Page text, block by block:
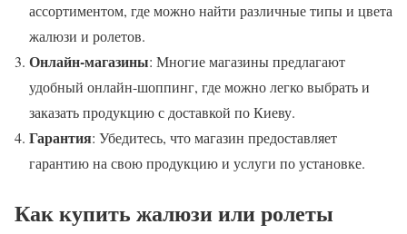
ассортиментом, где можно найти различные типы и цвета
жалюзи и ролетов.
Онлайн-магазины: Многие магазины предлагают
удобный онлайн-шоппинг, где можно легко выбрать и
заказать продукцию с доставкой по Киеву.
Гарантия: Убедитесь, что магазин предоставляет
гарантию на свою продукцию и услуги по установке.
Как купить жалюзи или ролеты